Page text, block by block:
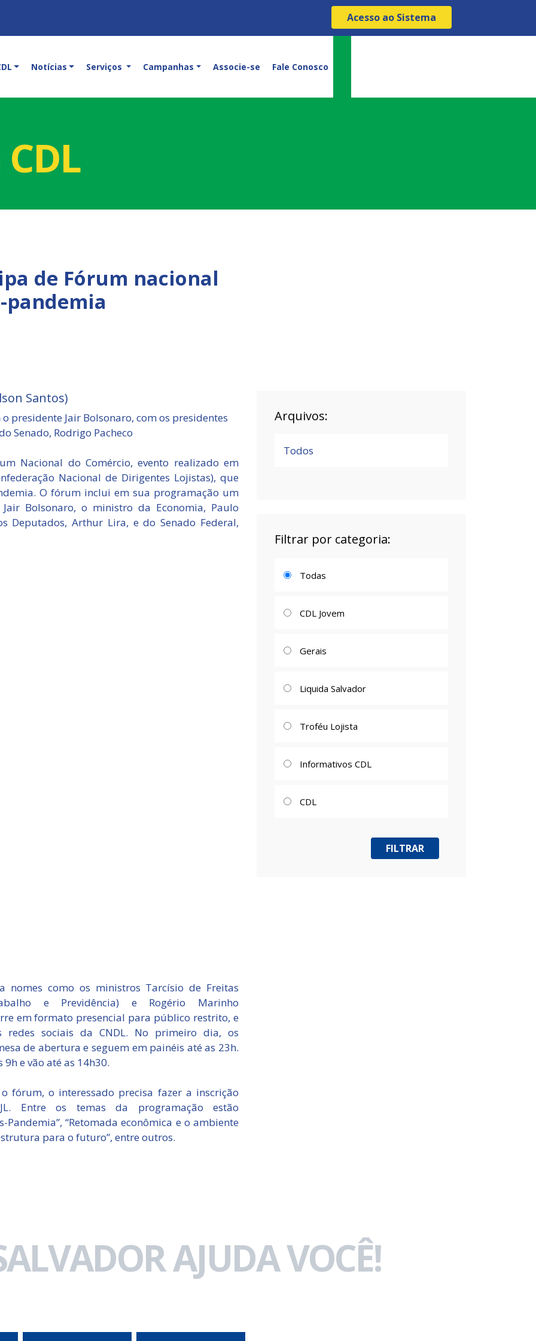
Acesso ao Sistema
Notícias Serviços Campanhas Associe-se Fale Conosco
de Fórum nacional
pandemia
Santos)
presidente Jair Bolsonaro, com os presidentes
Senado, Rodrigo Pacheco
Nacional do Comércio, evento realizado em
Nacional de Dirigentes Lojistas), que
O fórum inclui em sua programação um
Bolsonaro, o ministro da Economia, Paulo
Deputados, Arthur Lira, e do Senado Federal,
nomes como os ministros Tarcísio de Freitas
e Previdência) e Rogério Marinho
em formato presencial para público restrito, e
redes sociais da CNDL. No primeiro dia, os
de abertura e seguem em painéis até as 23h.
e vão até as 14h30.
fórum, o interessado precisa fazer a inscrição
Entre os temas da programação estão
Pandemia”, “Retomada econômica e o ambiente
para o futuro”, entre outros.
Arquivos:
Todos
Filtrar por categoria:
Todas
CDL Jovem
Gerais
Liquida Salvador
Troféu Lojista
Informativos CDL
CDL
AJUDA VOCÊ!